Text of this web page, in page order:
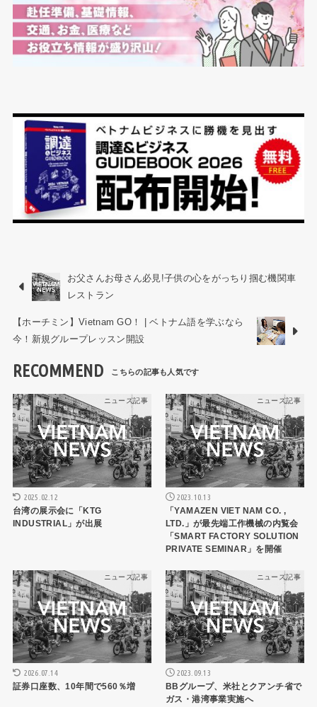
お父さんお母さん必見!子供の心をがっちり掴む機関車
レストラン
【ホーチミン】Vietnam GO！ | ベトナム語を学ぶなら
今！新規グループレッスン開設
RECOMMEND
ニュース記事
2025.02.12
台湾の展示会に「KTG
INDUSTRIAL」が出展
ニュース記事
2023.10.13
「YAMAZEN VIET NAM CO. ,
LTD.」が最先端工作機械の内覧会
「SMART FACTORY SOLUTION
PRIVATE SEMINAR」を開催
ニュース記事
2026.07.14
証券口座数、10年間で560％増
ニュース記事
2023.09.13
BBグループ、米社とクアンチ省で
ガス・港湾事業実施へ